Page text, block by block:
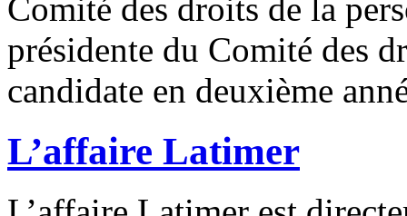
Comité des droits de la
présidente du Comité des
candidate en deuxième
L’affaire Latimer